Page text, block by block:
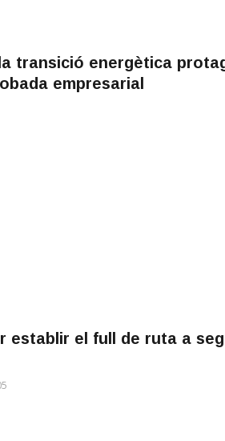
transició energètica
empresarial
establir el full de ruta a